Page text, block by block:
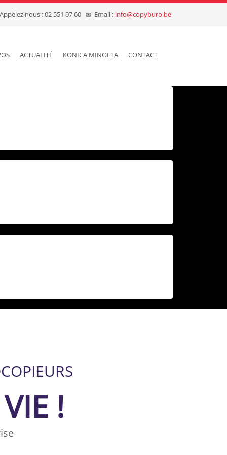
nous : 02 551 07 60 Email : info@copyburo.be
ACTUALITÉ KONICA MINOLTA CONTACT
!